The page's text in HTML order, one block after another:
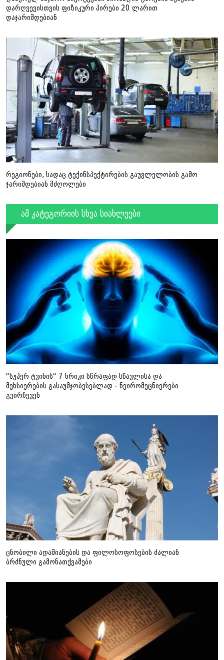
დარღვევისთვის ფიზიკური პირები 20 ლარით
დაჯარიმდებიან
რეგიონები, სადაც ტექინსპექტირების გაუვლელობის გამო
ჯარიმდებიან მძღოლები
ამ კატეგორიის სხვა სიახლეები
“სუპერ ტვინის“ 7 ხრიკი სწრაფად სწავლისა და
მეხსიერების გასაუმჯობესებლად - ნეირომეცნიერები
გვირჩევენ
ცნობილი ადამიანების და ფილოსოფოსების ძალიან
ბრძნული გამონათქვამები